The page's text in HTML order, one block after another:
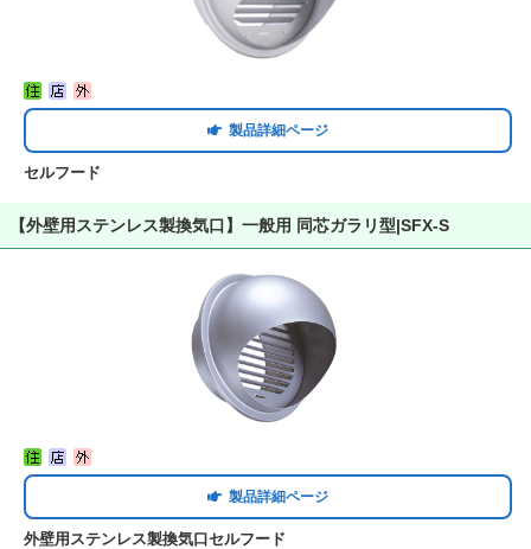
製品詳細ページ
セルフード
【外壁用ステンレス製換気口】一般用 同芯ガラリ型|SFX-S
製品詳細ページ
外壁用ステンレス製換気口セルフード